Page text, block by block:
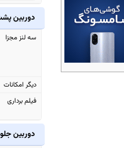
شیائومی Black Shark Gaming
دوربین
سه لنز مجزا
دیگر امکانات
فیلم برداری
دوربین